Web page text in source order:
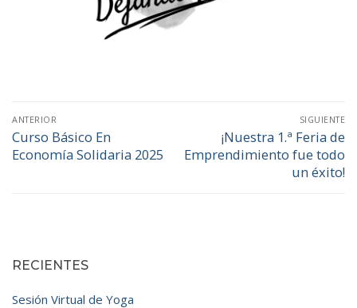
Navegación
de
entradas
ANTERIOR
Entrada
anterior:
Curso Básico En
Economía Solidaria 2025
SIGUIENTE
Entrada
siguiente:
¡Nuestra 1.ª Feria de
Emprendimiento fue todo
un éxito!
RECIENTES
Sesión Virtual de Yoga